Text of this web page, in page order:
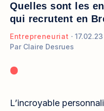
Quelles sont les
qui recrutent en
Entrepreneuriat
17.02.23
Par Claire Desrues
L’incroyable